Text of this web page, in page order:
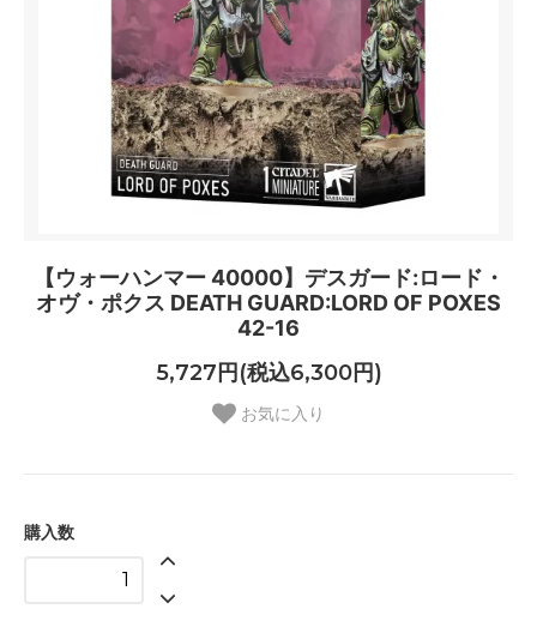
【ウォーハンマー 40000】デスガード:ロード・
オヴ・ポクス DEATH GUARD:LORD OF POXES
42-16
5,727円(税込6,300円)
お気に入り
購入数